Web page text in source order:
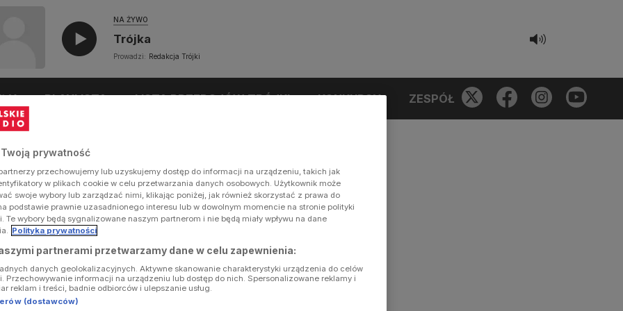
NA ŻYWO
Trójka
Prowadzi: Redakcja Trójki
PLAYLISTA LISTA PRZEBOJÓW TRÓJKI KONKURSY ZESPÓŁ
Twoją prywatność
przechowujemy lub uzyskujemy dostęp do informacji na urządzeniu, takich jak
w plikach cookie w celu przetwarzania danych osobowych. Użytkownik może
swoje wybory lub zarządzać nimi, klikając poniżej, jak również skorzystać z prawa do
podstawie prawnie uzasadnionego interesu lub w dowolnym momencie na stronie polityki
Te wybory będą sygnalizowane naszym partnerom i nie będą miały wpływu na dane
Polityka prywatności
partnerami przetwarzamy dane w celu zapewnienia:
danych geolokalizacyjnych. Aktywne skanowanie charakterystyki urządzenia do celów
Przechowywanie informacji na urządzeniu lub dostęp do nich. Spersonalizowane reklamy i
reklam i treści, badnie odbiorców i ulepszanie usług.
(dostawców)